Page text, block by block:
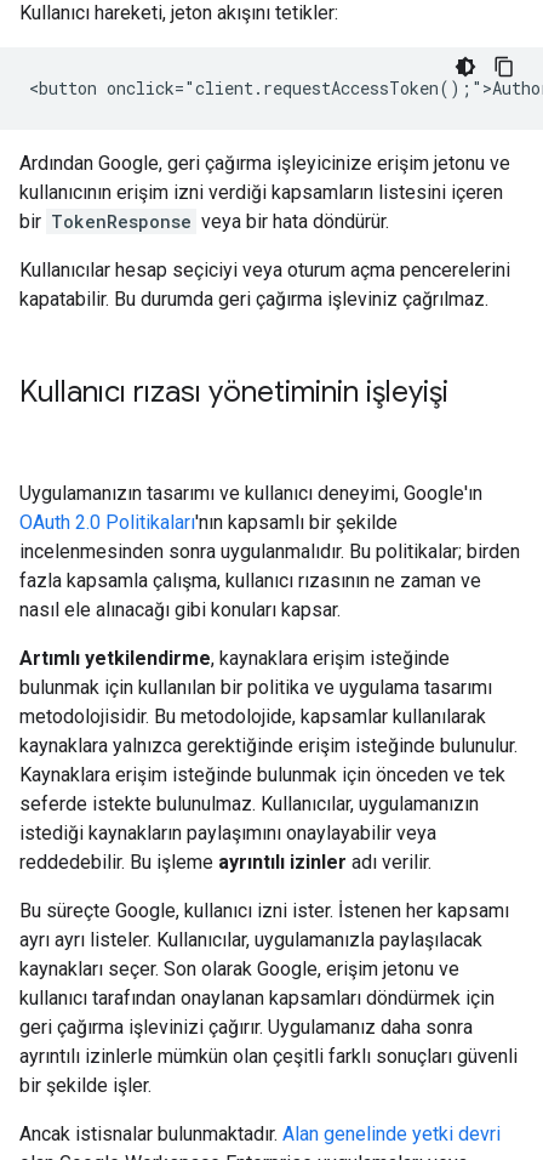
Kullanıcı hareketi, jeton akışını tetikler:
Ardından Google, geri çağırma işleyicinize erişim jetonu ve
kullanıcının erişim izni verdiği kapsamların listesini içeren
bir TokenResponse veya bir hata döndürür.
Kullanıcılar hesap seçiciyi veya oturum açma pencerelerini
kapatabilir. Bu durumda geri çağırma işleviniz çağrılmaz.
Kullanıcı rızası yönetiminin işleyişi
Uygulamanızın tasarımı ve kullanıcı deneyimi, Google'ın
OAuth 2.0 Politikaları'nın kapsamlı bir şekilde
incelenmesinden sonra uygulanmalıdır. Bu politikalar; birden
fazla kapsamla çalışma, kullanıcı rızasının ne zaman ve
nasıl ele alınacağı gibi konuları kapsar.
Artımlı yetkilendirme, kaynaklara erişim isteğinde
bulunmak için kullanılan bir politika ve uygulama tasarımı
metodolojisidir. Bu metodolojide, kapsamlar kullanılarak
kaynaklara yalnızca gerektiğinde erişim isteğinde bulunulur.
Kaynaklara erişim isteğinde bulunmak için önceden ve tek
seferde istekte bulunulmaz. Kullanıcılar, uygulamanızın
istediği kaynakların paylaşımını onaylayabilir veya
reddedebilir. Bu işleme ayrıntılı izinler adı verilir.
Bu süreçte Google, kullanıcı izni ister. İstenen her kapsamı
ayrı ayrı listeler. Kullanıcılar, uygulamanızla paylaşılacak
kaynakları seçer. Son olarak Google, erişim jetonu ve
kullanıcı tarafından onaylanan kapsamları döndürmek için
geri çağırma işlevinizi çağırır. Uygulamanız daha sonra
ayrıntılı izinlerle mümkün olan çeşitli farklı sonuçları güvenli
bir şekilde işler.
Ancak istisnalar bulunmaktadır. Alan genelinde yetki devri